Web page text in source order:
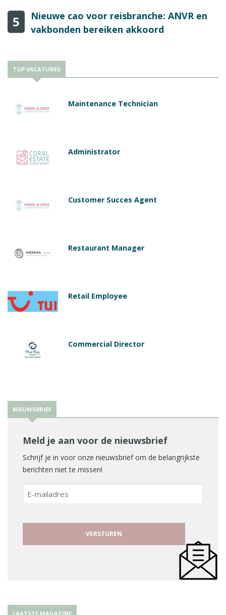
5
Nieuwe cao voor reisbranche: ANVR en
vakbonden bereiken akkoord
TOP VACATURES
Maintenance Technician
Administrator
Customer Succes Agent
Restaurant Manager
Retail Employee
Commercial Director
NIEUWSBRIEF
Meld je aan voor de nieuwsbrief
Schrijf je in voor onze nieuwsbrief om de belangrijkste
berichten niet te missen!
E-
mailadres
LAATSTE MAGAZINE